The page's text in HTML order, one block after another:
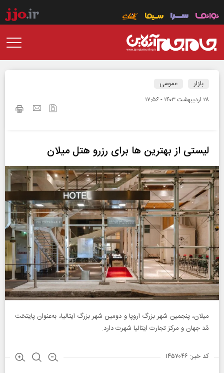
بازار عمومی
۲۸ ارديبهشت ۱۴۰۳ - ۱۷:۵۶
لیستی از بهترین ها برای رزرو هتل میلان
میلان، پنجمین شهر بزرگ اروپا و دومین شهر بزرگ ایتالیا، به‌عنوان پایتخت
مُد جهان و مرکز تجارت ایتالیا شهرت دارد.
کد خبر: ۱۴۵۷۰۴۶